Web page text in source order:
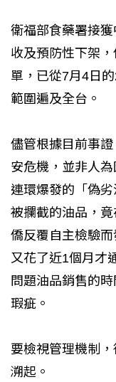
衛福部食藥署接
收及預防性下架
單，已從7月4日
範圍遍及全台。
儘管根據目前事
安危機，並非人
連環爆發的「偽
被攔截的油品，
僑反覆自主檢驗
又花了近1個月才
問題油品銷售的
瑕疵。
要檢視管理機制
溯起。